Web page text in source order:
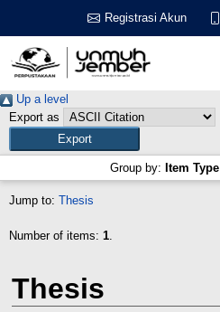
Registrasi Akun
Up a level
Export as
Group by: Item Type
Jump to: Thesis
Number of items: 1.
Thesis